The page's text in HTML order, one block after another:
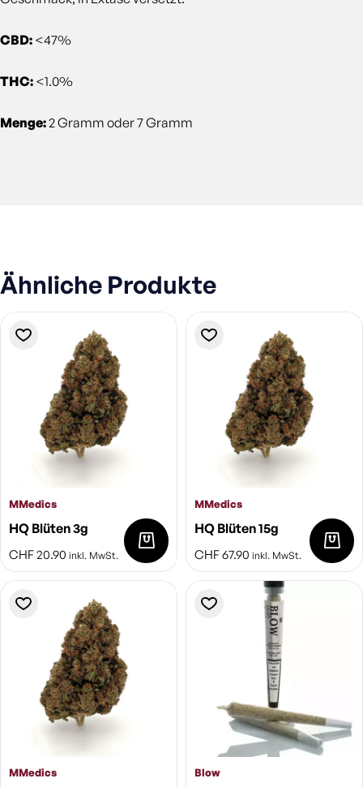
CBD: <47%
THC: <1.0%
Menge:2 Gramm oder 7 Gramm
Ähnliche Produkte
MMedics
HQ Blüten 3g
CHF20.90 inkl. MwSt.
MMedics
HQ Blüten 15g
CHF67.90 inkl. MwSt.
MMedics Blow